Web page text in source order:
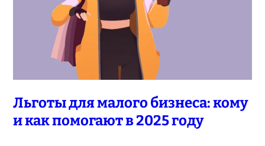
Льготы для малого бизнеса: кому
и как помогают в 2025 году